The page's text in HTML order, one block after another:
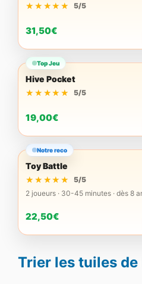
★★★★★
★★★★★ 5/5
31,50€
Top Jeu
Hive Pocket
★★★★★
★★★★★ 5/5
19,00€
Notre reco
Toy Battle
★★★★★
★★★★★
5/5
2 joueurs · 30-45 minutes · dès 8
22,50€
Trier les tuiles